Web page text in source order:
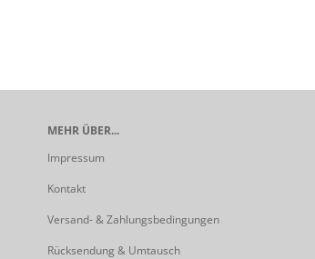
MEHR ÜBER...
Impressum
Kontakt
Versand- & Zahlungsbedingungen
Rücksendung & Umtausch